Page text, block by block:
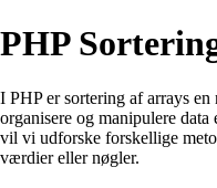
PHP
I PHP er sortering af arrays
organisere og manipulere
vil vi udforske forskellige
værdier eller nøgler.